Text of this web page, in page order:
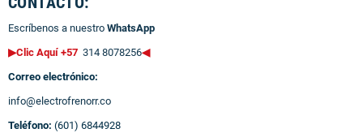
Escríbenos a nuestro WhatsApp
▶Clic Aquí +57 314 8078256◀
Correo electrónico:
info@electrofrenorr.co
Teléfono: (601) 6844928